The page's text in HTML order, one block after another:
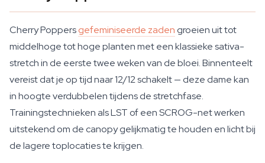
Cherry Poppersgefeminiseerde zaden groeien uit tot
middelhoge tot hoge planten met een klassieke sativa-
stretch in de eerste twee weken van de bloei. Binnenteelt
vereist dat je op tijd naar 12/12 schakelt — deze dame kan
in hoogte verdubbelen tijdens de stretchfase.
Trainingstechnieken als LST of een SCROG-net werken
uitstekend om de canopy gelijkmatig te houden en licht bij
de lagere toplocaties te krijgen.